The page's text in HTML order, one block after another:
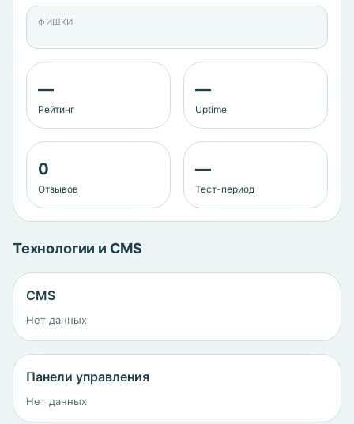
ФИШКИ
—
Рейтинг
—
Uptime
0
Отзывов
—
Тест-период
Технологии и CMS
CMS
Нет данных
Панели управления
Нет данных